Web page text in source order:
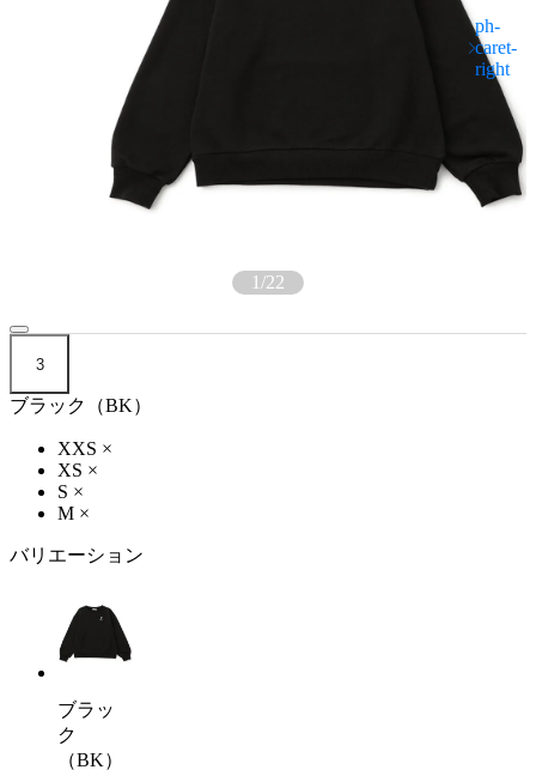
1/22
3
ブラック（BK）
XXS ×
XS ×
S ×
M ×
バリエーション
ブラッ
ク
（BK）